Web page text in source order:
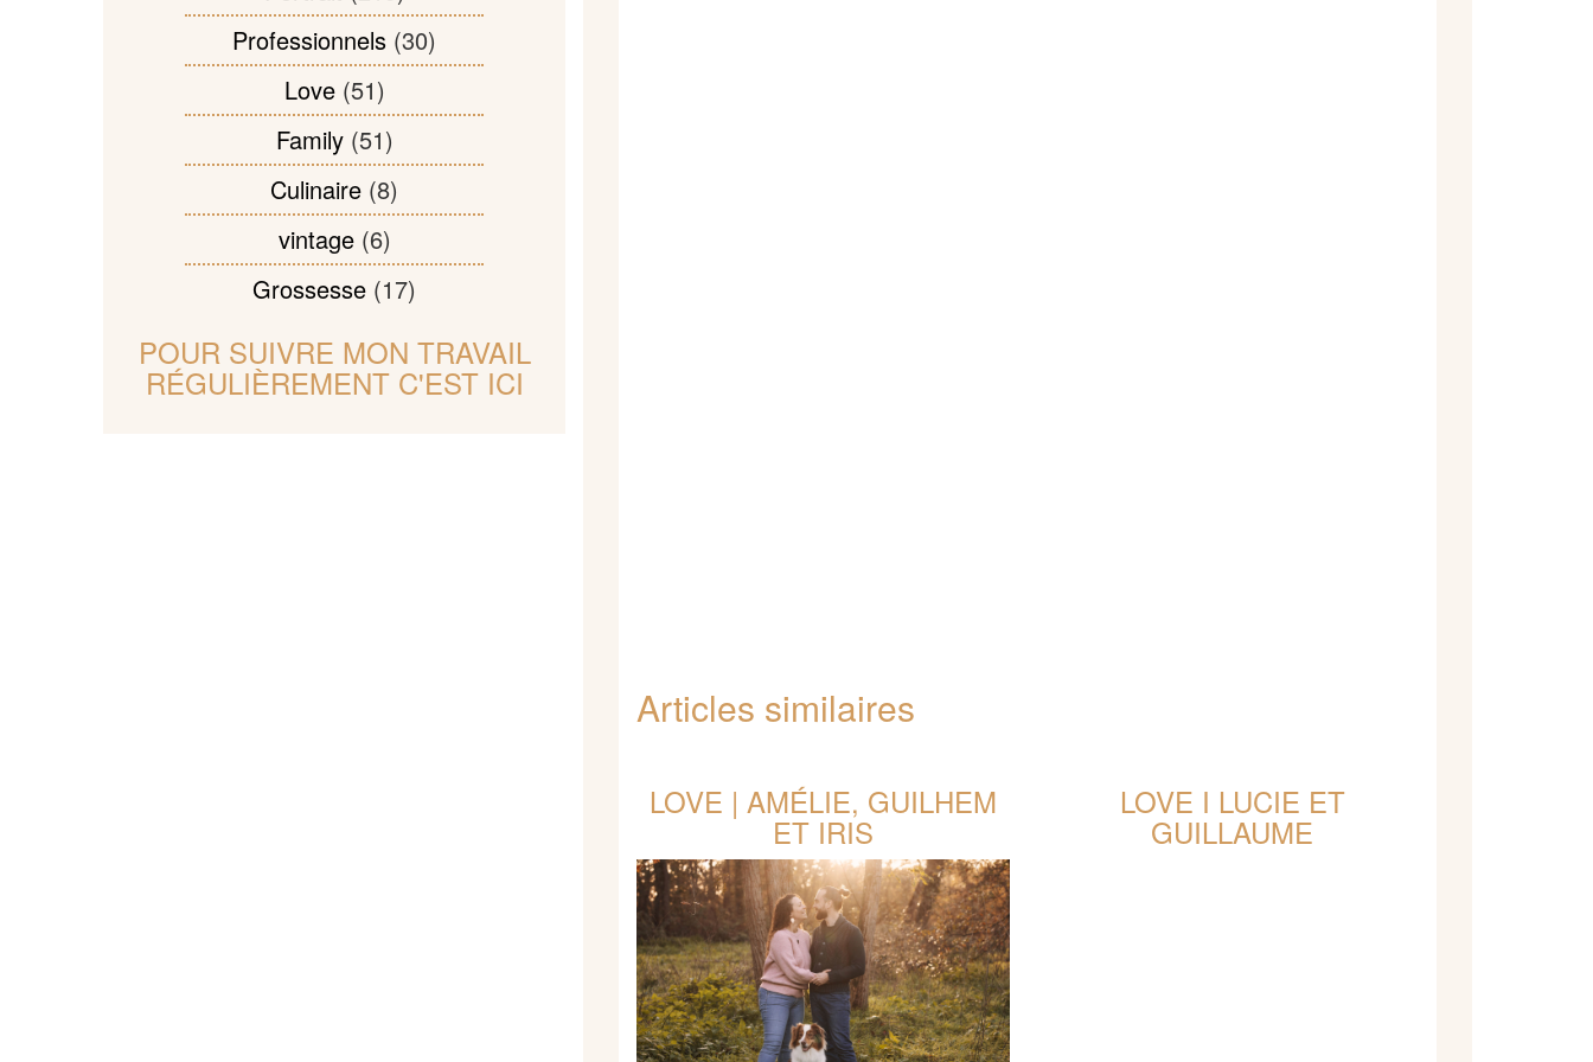
Professionnels (30)
Love(51)
Family(51)
Culinaire (8)
vintage(6)
Grossesse (17)
POUR SUIVRE MON TRAVAIL
RÉGULIÈREMENT C'EST ICI
Articles similaires
LOVE | AMÉLIE, GUILHEM
ET IRIS
LOVE I LUCIE ET
GUILLAUME